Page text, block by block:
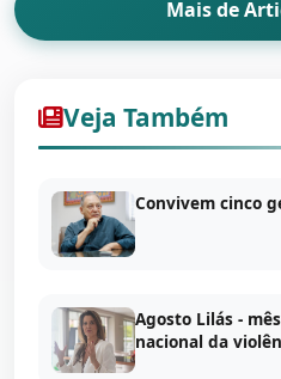
Mais de
Veja Também
Convivem cinco
Agosto Lilás -
nacional da